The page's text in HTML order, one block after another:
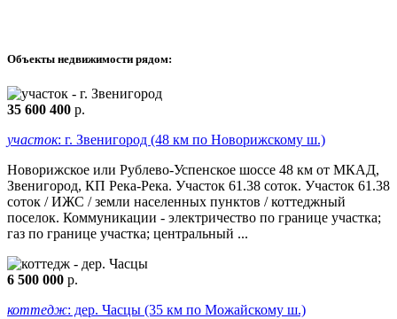
Объекты недвижимости рядом:
35 600 400 р.
участок: г. Звенигород (48 км по Новорижскому ш.)
Новорижское или Рублево-Успенское шоссе 48 км от МКАД,
Звенигород, КП Река-Река. Участок 61.38 соток. Участок 61.38
соток / ИЖС / земли населенных пунктов / коттеджный
поселок. Коммуникации - электричество по границе участка;
газ по границе участка; центральный ...
6 500 000 р.
коттедж: дер. Часцы (35 км по Можайскому ш.)